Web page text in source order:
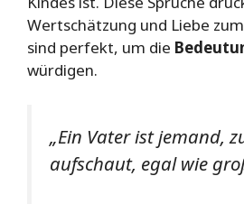
Wertschätzung und Liebe
sind perfekt, um die
würdigen.
„Ein Vater ist jemand,
aufschaut, egal wie